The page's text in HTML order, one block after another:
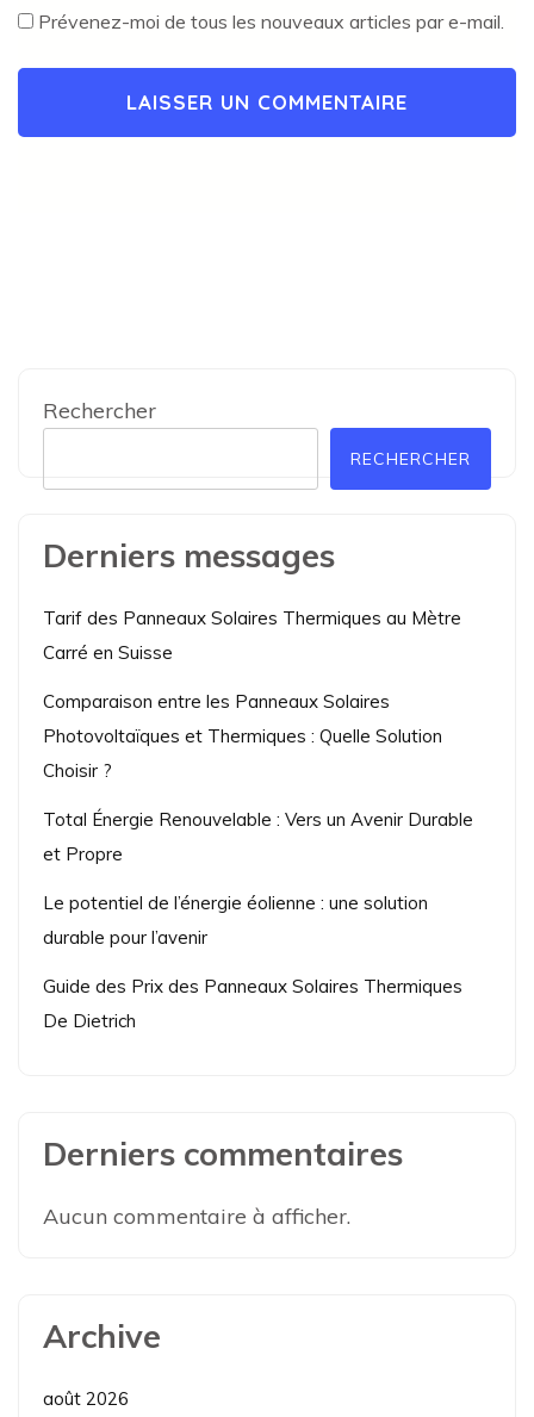
Prévenez-moi de tous les nouveaux articles par e-mail.
Rechercher
RECHERCHER
Derniers messages
Tarif des Panneaux Solaires Thermiques au Mètre
Carré en Suisse
Comparaison entre les Panneaux Solaires
Photovoltaïques et Thermiques : Quelle Solution
Choisir ?
Total Énergie Renouvelable : Vers un Avenir Durable
et Propre
Le potentiel de l’énergie éolienne : une solution
durable pour l’avenir
Guide des Prix des Panneaux Solaires Thermiques
De Dietrich
Derniers commentaires
Aucun commentaire à afficher.
Archive
août 2026